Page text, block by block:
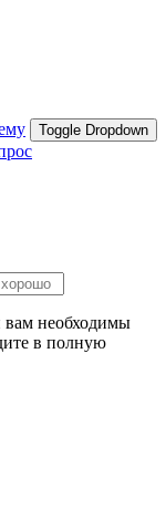
Toggle Dropdown
вам необходимы
в полную